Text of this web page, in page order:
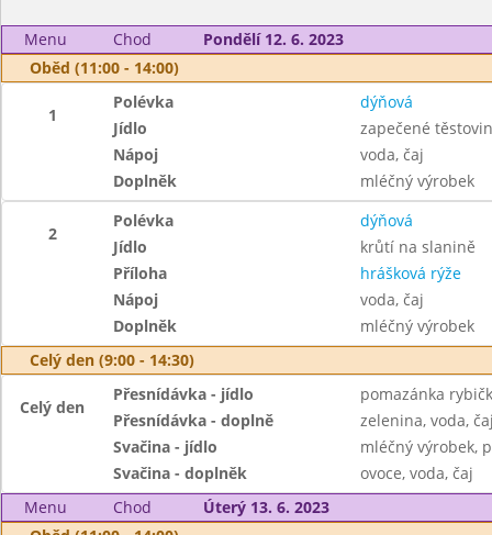
Menu Chod
Pondělí 12. 6. 2023
Oběd (11:00 - 14:00)
1
Polévka
dýňová
Jídlo
zapečené
Nápoj
voda, čaj
Doplněk
mléčný výrobek
2
Polévka
dýňová
Jídlo
krůtí na slanině
Příloha
hrášková rýže
Nápoj
voda, čaj
Doplněk
mléčný výrobek
Celý den (9:00 - 14:30)
Celý den
Přesnídávka - jídlo
pomazánka
Přesnídávka - doplně
zelenina, voda,
Svačina - jídlo
mléčný výrobek,
Svačina - doplněk
ovoce, voda, čaj
Menu
Chod
Úterý 13. 6. 2023